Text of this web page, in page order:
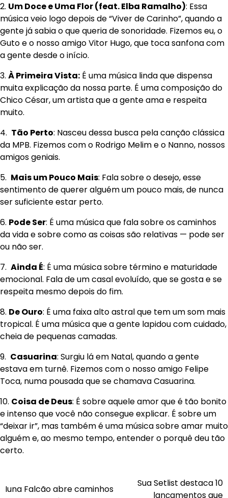
2. Um Doce e Uma Flor (feat. Elba Ramalho): Essa
música veio logo depois de “Viver de Carinho”, quando a
gente já sabia o que queria de sonoridade. Fizemos eu, o
Guto e o nosso amigo Vitor Hugo, que toca sanfona com
a gente desde o início.
3. À Primeira Vista: É uma música linda que dispensa
muita explicação da nossa parte. É uma composição do
Chico César, um artista que a gente ama e respeita
muito.
4. Tão Perto: Nasceu dessa busca pela canção clássica
da MPB. Fizemos com o Rodrigo Melim e o Nanno, nossos
amigos geniais.
5. Mais um Pouco Mais: Fala sobre o desejo, esse
sentimento de querer alguém um pouco mais, de nunca
ser suficiente estar perto.
6. Pode Ser: É uma música que fala sobre os caminhos
da vida e sobre como as coisas são relativas — pode ser
ou não ser.
7. Ainda É: É uma música sobre término e maturidade
emocional. Fala de um casal evoluído, que se gosta e se
respeita mesmo depois do fim.
8. De Ouro: É uma faixa alto astral que tem um som mais
tropical. É uma música que a gente lapidou com cuidado,
cheia de pequenas camadas.
9. Casuarina: Surgiu lá em Natal, quando a gente
estava em turnê. Fizemos com o nosso amigo Felipe
Toca, numa pousada que se chamava Casuarina.
10. Coisa de Deus: É sobre aquele amor que é tão bonito
e intenso que você não consegue explicar. É sobre um
“deixar ir”, mas também é uma música sobre amar muito
alguém e, ao mesmo tempo, entender o porquê deu tão
certo.
Navegação
Iuna Falcão abre caminhos
Sua Setlist destaca 10
lançamentos que